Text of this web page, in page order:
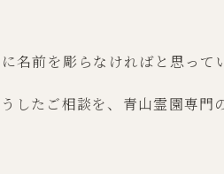
に名前を彫らなければと思っ
たご相談を、青山霊園専門